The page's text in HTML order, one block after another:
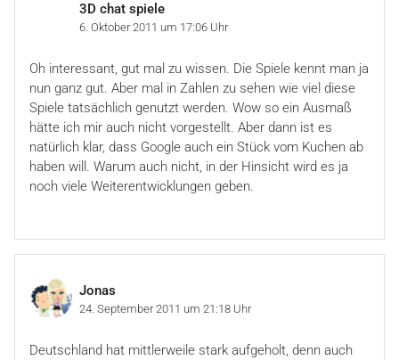
3D chat spiele
6. Oktober 2011 um 17:06 Uhr
Oh interessant, gut mal zu wissen. Die Spiele kennt man ja
nun ganz gut. Aber mal in Zahlen zu sehen wie viel diese
Spiele tatsächlich genutzt werden. Wow so ein Ausmaß
hätte ich mir auch nicht vorgestellt. Aber dann ist es
natürlich klar, dass Google auch ein Stück vom Kuchen ab
haben will. Warum auch nicht, in der Hinsicht wird es ja
noch viele Weiterentwicklungen geben.
Jonas
24. September 2011 um 21:18 Uhr
Deutschland hat mittlerweile stark aufgeholt, denn auch